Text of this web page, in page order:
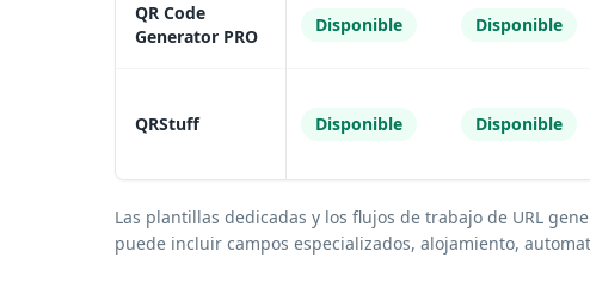
QR Code
Generator PRO
Disponible Disponible
QRStuff Disponible Disponible
Las plantillas dedicadas y los flujos de trabajo de URL
puede incluir campos especializados, alojamiento,